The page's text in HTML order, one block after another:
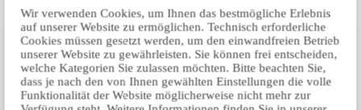
Wir verwenden Cookies, um Ihnen das bestmögliche Erlebnis
auf unserer Website zu ermöglichen. Technisch erforderliche
Cookies müssen gesetzt werden, um den einwandfreien Betrieb
unserer Website zu gewährleisten. Sie können frei entscheiden,
welche Kategorien Sie zulassen möchten. Bitte beachten Sie,
dass je nach den von Ihnen gewählten Einstellungen die volle
Funktionalität der Website möglicherweise nicht mehr zur